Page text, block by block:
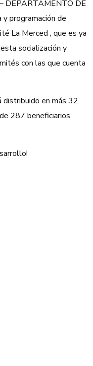
DEPARTAMENTO DE
y programación de
La Merced , que es ya
socialización y
con las que cuenta
distribuido en más 32
287 beneficiarios